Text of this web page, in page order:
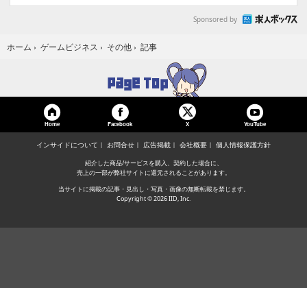
Sponsored by
ホーム › ゲームビジネス › その他 › 記事
Home Facebook X YouTube
インサイドについて お問合せ 広告掲載 会社概要 個人情報保護方針
紹介した商品/サービスを購入、契約した場合に、
売上の一部が弊社サイトに還元されることがあります。
当サイトに掲載の記事・見出し・写真・画像の無断転載を禁じます。
Copyright © 2026 IID, Inc.